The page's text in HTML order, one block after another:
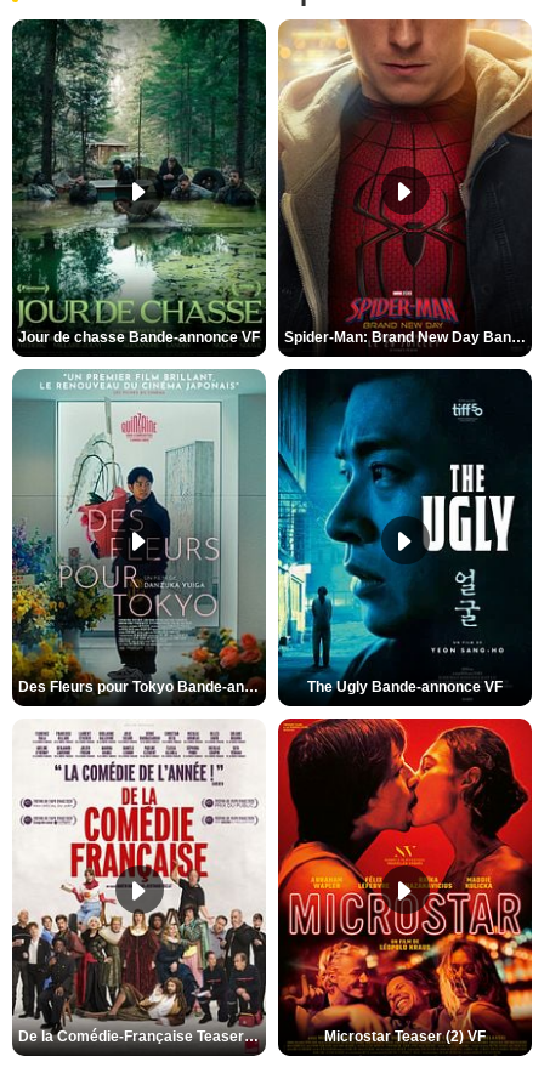
Jour de chasse Bande-annonce VF Spider-Man: Brand New Day Bande-annonce (3) VO STFR
Des Fleurs pour Tokyo Bande-annonce VO STFR The Ugly Bande-annonce VF
De la Comédie-Française Teaser (3) VF Microstar Teaser (2) VF